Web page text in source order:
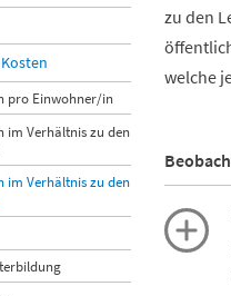
zu den
welche
pro Einwohner/in
im Verhältnis zu den
im Verhältnis zu den